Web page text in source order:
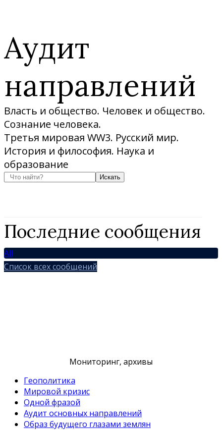
Аудит
направлений
Власть и общество. Человек и общество.
Сознание человека.
Третья мировая WW3. Русский мир.
История и философия. Наука и
образование
Искать
Последние сообщения
All
Список всех сообщений
Мониторинг, архивы
Геополитика
Мировой кризис
Одной фразой
Аудит основных направлений
Образ будущего глазами землян